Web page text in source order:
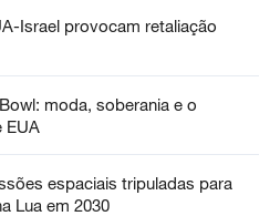
Israel provocam retaliação
moda, soberania e o
EUA
espaciais tripuladas para
Lua em 2030